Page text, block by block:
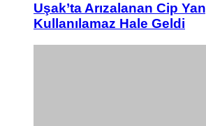
Uşak’ta Arızalanan Cip
Kullanılamaz Hale Geldi